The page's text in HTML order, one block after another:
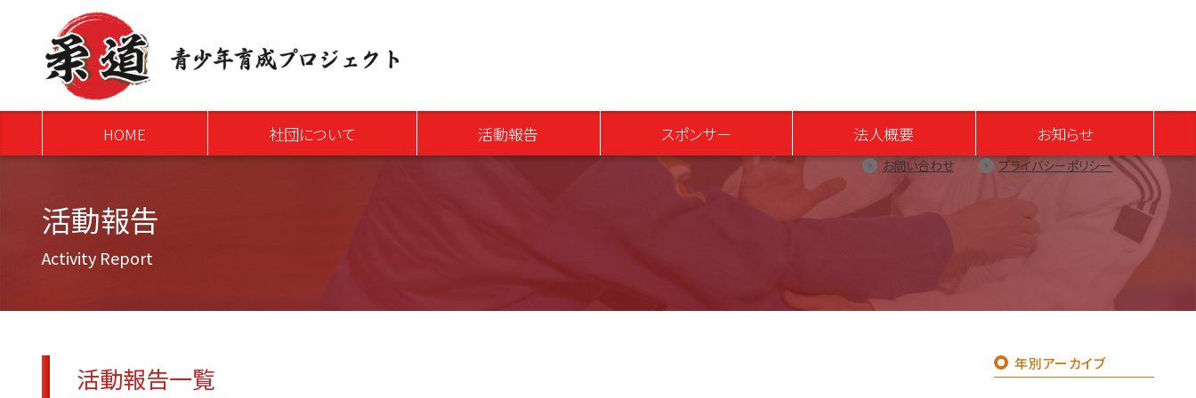
HOME 社団について 活動報告 スポンサー 法人概要 お知らせ
お問い合わせ プライバシーポリシー
活動報告
Activity Report
活動報告一覧 年別アーカイブ